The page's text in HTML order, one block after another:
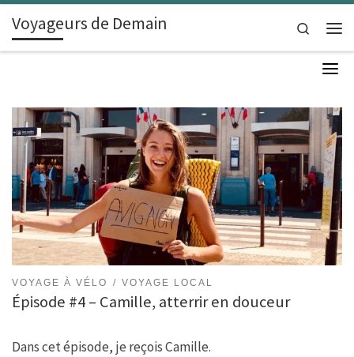
Skip to content
Voyageurs de Demain
Search
VOYAGE À VÉLO VOYAGE LOCAL
Épisode #4 – Camille, atterrir en douceur
Dans cet épisode, je reçois Camille.